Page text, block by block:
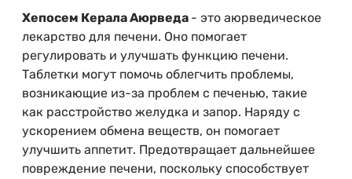
Хепосем Керала Аюрведа - это аюрведическое
лекарство для печени. Оно помогает
регулировать и улучшать функцию печени.
Таблетки могут помочь облегчить проблемы,
возникающие из-за проблем с печенью, такие
как расстройство желудка и запор. Наряду с
ускорением обмена веществ, он помогает
улучшить аппетит. Предотвращает дальнейшее
повреждение печени, поскольку способствует